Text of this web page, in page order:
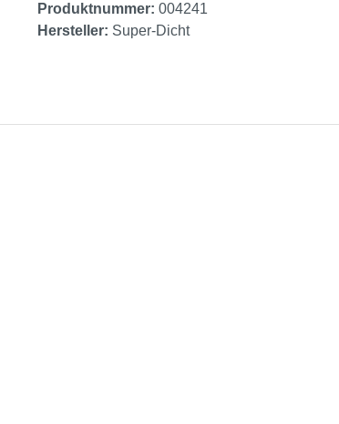
Produktnummer: 004241
Hersteller: Super-Dicht